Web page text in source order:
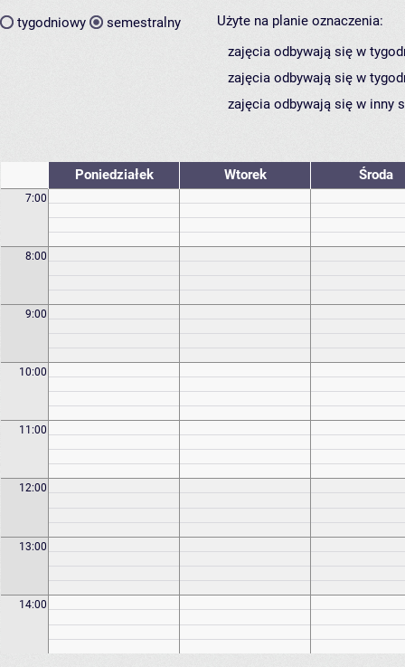
tygodniowy semestralny
Użyte na planie oznaczenia:
zajęcia odbywają się w
zajęcia odbywają się w
zajęcia odbywają się w inny
Poniedziałek Wtorek Środa
7:00
8:00
9:00
10:00
11:00
12:00
13:00
14:00